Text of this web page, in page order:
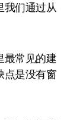
我们通过从
最常见的建
点是没有窗